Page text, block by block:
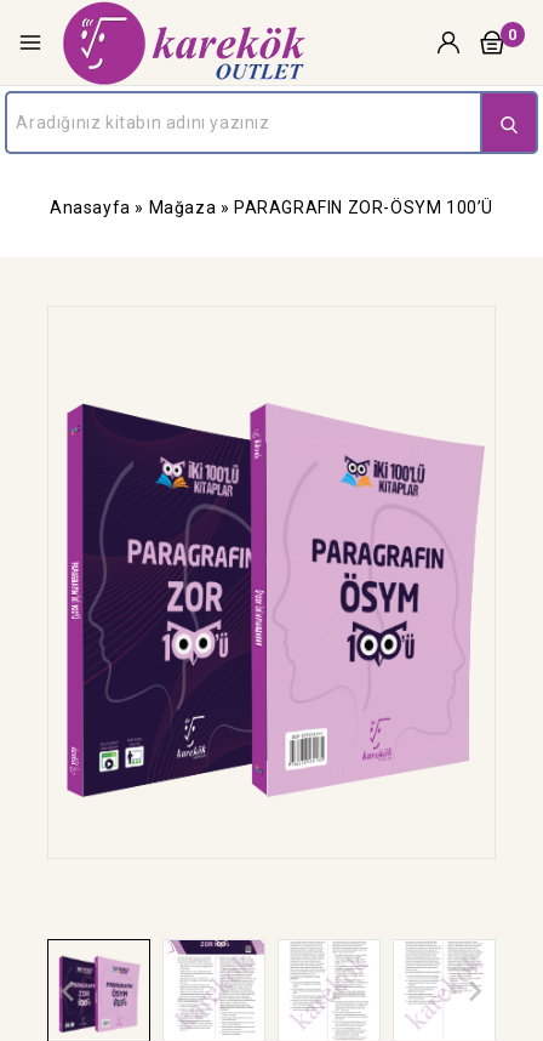
0
Anasayfa » Mağaza » PARAGRAFIN ZOR-ÖSYM 100’Ü